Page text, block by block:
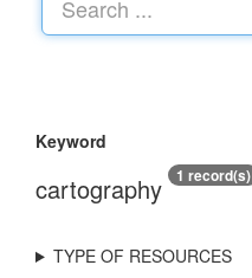
Keyword
cartography 1 record(s)
TYPE OF RESOURCES